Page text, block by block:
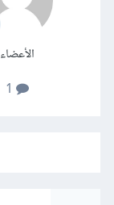
الأعضاء